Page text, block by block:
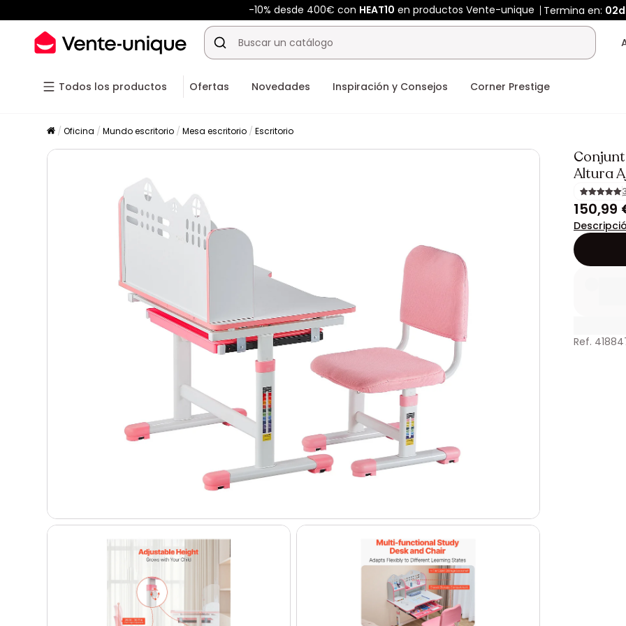
-10% desde 400€ con HEAT10 en productos Vente-unique Termina en: 02d
Todos los productos Ofertas Novedades Inspiración y Consejos Corner Prestige
Oficina Mundo escritorio Mesa escritorio Escritorio
Altura
150,99
Ref.